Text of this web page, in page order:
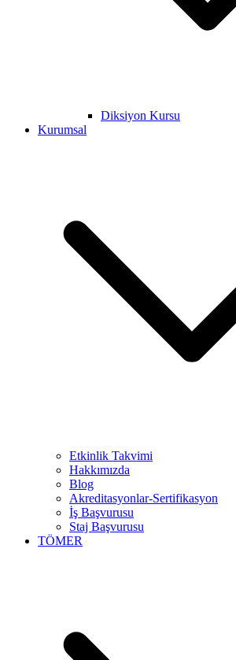
Diksiyon Kursu
Kurumsal
Etkinlik Takvimi
Hakkımızda
Blog
Akreditasyonlar-Sertifikasyon
İş Başvurusu
Staj Başvurusu
TÖMER